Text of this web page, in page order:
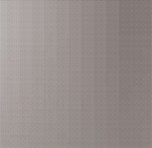
Bürgermeister
Verwaltung - Kontakte
Ratsinformationssystem
RUNDUM
Planen und Bauen
Stadtwerke
Ver- und